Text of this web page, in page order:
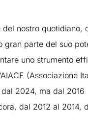
nostro quotidiano,
gran parte del suo
uno strumento
(Associazione
2024, ma dal 2016
dal 2012 al 2014,